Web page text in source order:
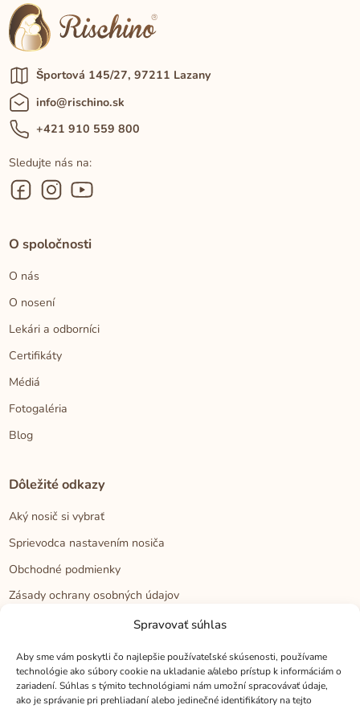
Spravovať súhlas
Aby sme vám poskytli čo najlepšie používateľské skúsenosti, používame
technológie ako súbory cookie na ukladanie a/alebo prístup k informáciám o
zariadení. Súhlas s týmito technológiami nám umožní spracovávať údaje,
ako je správanie pri prehliadaní alebo jedinečné identifikátory na tejto
Športová 145/27, 97211 Lazany
info@rischino.sk
+421 910 559 800
Sledujte nás na:
O spoločnosti
O nás
O nosení
Lekári a odborníci
Certifikáty
Médiá
Fotogaléria
Blog
Dôležité odkazy
Aký nosič si vybrať
Sprievodca nastavením nosiča
Obchodné podmienky
Zásady ochrany osobných údajov
Kontakt